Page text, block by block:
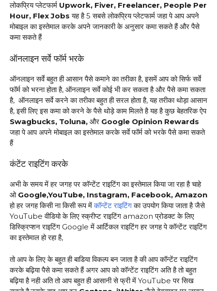
लोकप्रिय प्लेटफार्म Upwork, Fiver, Freelancer, People Per
Hour, Flex Jobs यह है 5 सबसे लोकप्रिय प्लेटफार्म जहा पे आप अपने
मोबाइल का इस्तेमाल करके अपने जानकारी के अनुसार कमा सकते हैं और पैसे
कमा सकते हैं
ऑनलाइन सर्वे फॉर्म भरके
ऑनलाइन सर्वे बहुत ही आसान पैसे कमाने का तरीका है, इसमें आप को सिर्फ सर्वे
फॉर्म को भरना होता है, ऑनलाइन सर्वे कोई भी कर सकता है और पैसे कमा सकता
है, ऑनलाइन सर्वे करने का तरीका बहुत ही सरल होता है, यह तरीका थोड़ा आसान
है, इसी लिए इस कमा को करने के पैसे थोड़े काम मिलते है यह है कुछ बेहतरिक ऐप
Swagbucks, Toluna, और Google Opinion Rewards
जहा पे आप अपने मोबाइल का इस्तेमाल करके सर्वे फॉर्म को भरके पैसे कमा सकते
हैं
कंटेंट राइटिंग करके
अभी के समय में हर जगह पर कॉन्टेंट राइटिंग का इस्तेमाल किया जा रहा है चाहे
ओ Google,YouTube, Instagram, Facebook, Amazon
हो हर जगह किसी ना किसी रूप मेंकॉन्टेंट राइटिंगका उपयोग किया जाता है जैसे
YouTube वीडियो के लिए स्क्रीप्ट राइटिंग amazon प्रोडक्ट के लिए
डिस्क्रिप्शन राइटिंग Google में आर्टिकल राइटिंग हर जगह पे कॉन्टेंट राइटिंग
का इस्तेमाल हो रहा है,
तो आप के लिए के बहुत ही बाडिया विकल्प बन जाता है की आप कॉन्टेंट राइटिंग
करके बढ़िया पैसे कमा सकते हैं अगर आप को कॉन्टेंट राइटिंग अति है तो बहुत
बढ़िया है नही अति तो आप बहुत ही आसानी से फ्री में YouTube पर सिख